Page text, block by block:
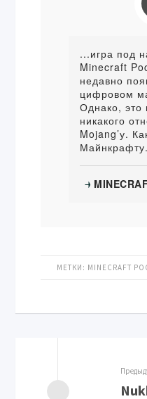
...игра под
Minecraft
недавно
цифровом
Однако, это
никакого
Mojang’у.
Майнкрафту.
→
МЕТКИ: MINECRAFT